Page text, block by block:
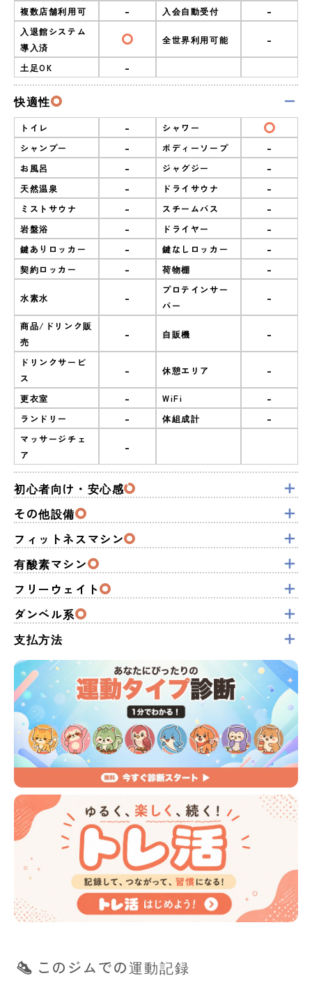
複数店舗利用可 - 入会自動受付 -
入退館システム
導入済
全世界利用可能 -
土足OK -
快適性
トイレ -
シャワー
シャンプー
- ボディーソープ -
お風呂 - ジャグジー -
天然温泉 - ドライサウナ -
ミストサウナ - スチームバス -
岩盤浴 - ドライヤー -
鍵ありロッカー - 鍵なしロッカー -
契約ロッカー - 荷物棚 -
水素水 -
プロテインサー
バー
-
商品/ドリンク販
売
- 自販機 -
ドリンクサービ
ス
- 休憩エリア -
更衣室 - WiFi -
ランドリー - 体組成計 -
マッサージチェ
ア
-
初心者向け・安心感
その他設備
フィットネスマシン
有酸素マシン
フリーウェイト
ダンベル系
支払方法
このジムでの運動記録